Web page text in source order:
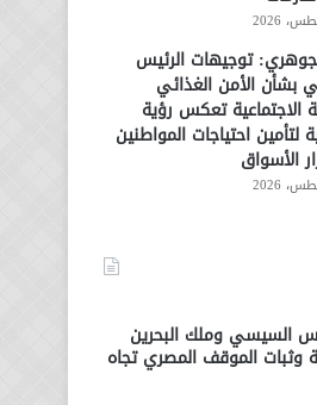
توجيهات الرئيس
بشأن الأمن الغذائي
الاجتماعية تعكس رؤية
لتأمين احتياجات المواطنين
الأسواق
السيسي وملك البحرين
وثبات الموقف المصري تجاه